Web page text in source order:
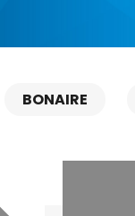
BONAIRE